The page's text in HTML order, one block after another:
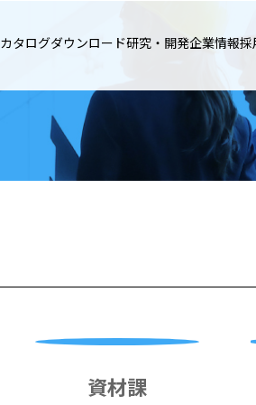
カタログダウンロード研究・開発企業情報採
資材課